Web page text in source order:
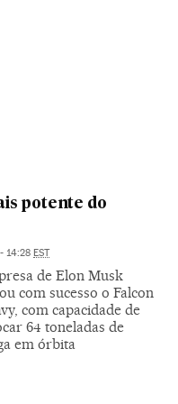
potente do
14:28 EST
de Elon Musk
com sucesso o Falcon
com capacidade de
64 toneladas de
em órbita